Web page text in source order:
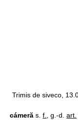
Trimis de siveco,
cámeră s. f. , g.-d. art.